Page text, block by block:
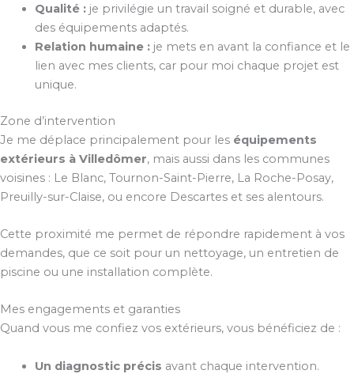
Qualité :je privilégie un travail soigné et durable, avec
des équipements adaptés.
Relation humaine :je mets en avant la confiance et le
lien avec mes clients, car pour moi chaque projet est
unique.
Zone d’intervention
Je me déplace principalement pour les équipements
extérieurs à Villedômer, mais aussi dans les communes
voisines : Le Blanc, Tournon-Saint-Pierre, La Roche-Posay,
Preuilly-sur-Claise, ou encore Descartes et ses alentours.
Cette proximité me permet de répondre rapidement à vos
demandes, que ce soit pour un nettoyage, un entretien de
piscine ou une installation complète.
Mes engagements et garanties
Quand vous me confiez vos extérieurs, vous bénéficiez de :
Un diagnostic précis avant chaque intervention.